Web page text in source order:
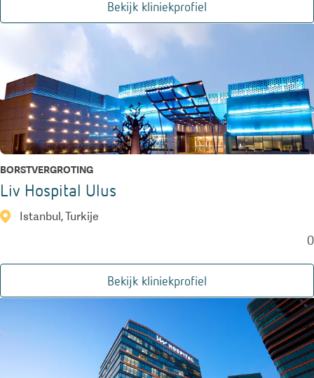
Bekijk kliniekprofiel
BORSTVERGROTING
Liv Hospital Ulus
Istanbul, Turkije
0
Bekijk kliniekprofiel